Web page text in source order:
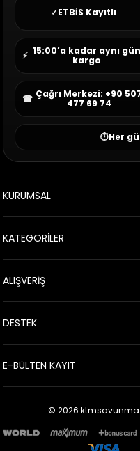
✓ETBİS Kayıtlı
⚡ 15:00’a kadar aynı gün
kargo
☎ Çağrı Merkezi: +90
477 69 74
⏱Her
KURUMSAL
KATEGORİLER
ALIŞVERİŞ
DESTEK
E-BÜLTEN KAYIT
© 2026